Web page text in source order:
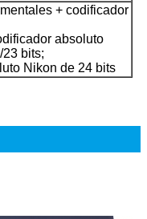
+ codificador
absoluto
bits;
Nikon de 24 bits